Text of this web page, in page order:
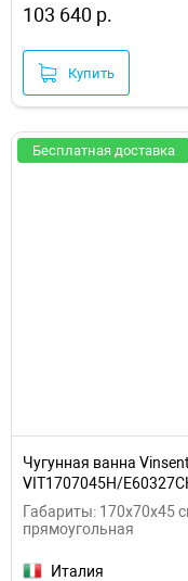
103 640 р.
Купить
Бесплатная доставка
Чугунная ванна
VIT1707045H/
Габариты: 170x70x45
прямоугольная
Италия